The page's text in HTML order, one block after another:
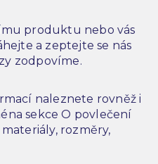
produktu nebo vás
a zeptejte se nás
zodpovíme.
naleznete rovněž i
sekce O povlečení
rozměry,